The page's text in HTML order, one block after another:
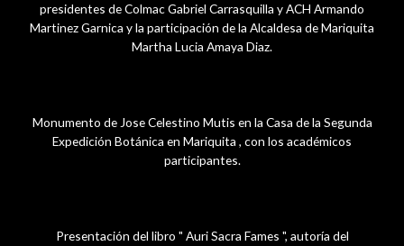
presidentes de Colmac Gabriel Carrasquilla y ACH Armando
Martinez Garnica y la participación de la Alcaldesa de Mariquita
Martha Lucia Amaya Diaz.
Monumento de Jose Celestino Mutis en la Casa de la Segunda
Expedición Botánica en Mariquita , con los académicos
participantes.
Presentación del libro " Auri Sacra Fames ", autoría del